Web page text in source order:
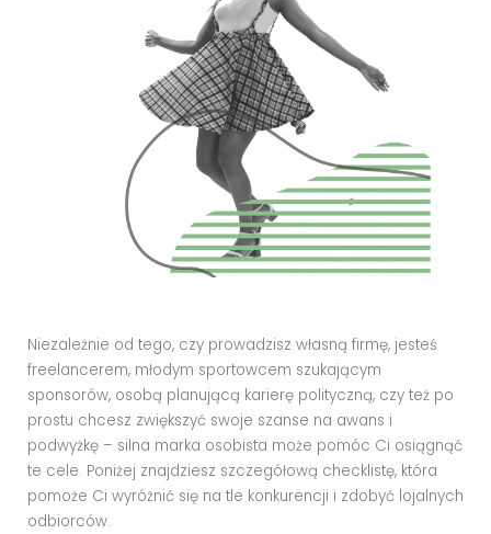
Niezależnie od tego, czy prowadzisz własną firmę, jesteś
freelancerem, młodym sportowcem szukającym
sponsorów, osobą planującą karierę polityczną, czy też po
prostu chcesz zwiększyć swoje szanse na awans i
podwyżkę – silna marka osobista może pomóc Ci osiągnąć
te cele. Poniżej znajdziesz szczegółową checklistę, która
pomoże Ci wyróżnić się na tle konkurencji i zdobyć lojalnych
odbiorców.